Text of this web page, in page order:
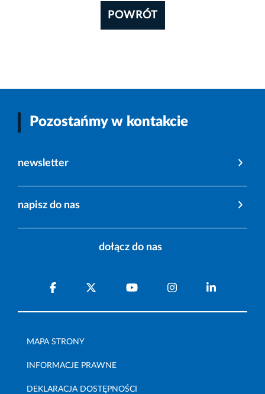
POWRÓT
Pozostańmy w kontakcie
newsletter
napisz do nas
dołącz do nas
MAPA STRONY
INFORMACJE PRAWNE
DEKLARACJA DOSTĘPNOŚCI